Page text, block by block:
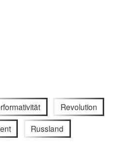
Revolution
Russland